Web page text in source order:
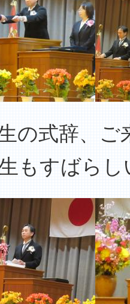
の式辞、ご
もすばら